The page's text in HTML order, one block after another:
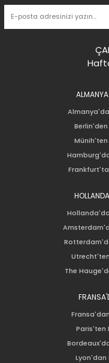
Berlin'den
Münih'ten
Utrecht'ten
The
Paris'ten
Lyon'dan